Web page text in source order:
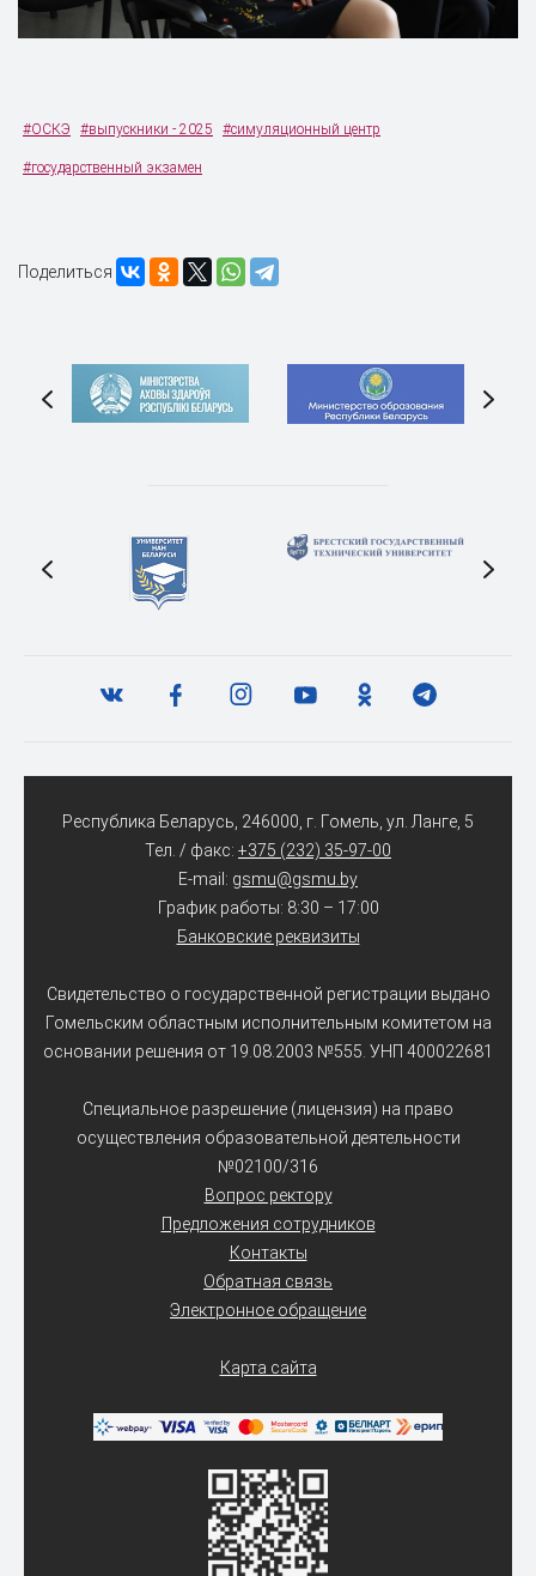
#ОСКЭ #выпускники - 2025 #симуляционный центр
#государственный экзамен
Поделиться
Республика Беларусь, 246000, г. Гомель, ул. Ланге, 5
Тел. / факс: +375 (232) 35-97-00
E-mail: gsmu@gsmu.by
График работы: 8:30 – 17:00
Банковские реквизиты
Свидетельство о государственной регистрации выдано
Гомельским областным исполнительным комитетом на
основании решения от 19.08.2003 №555. УНП 400022681
Специальное разрешение (лицензия) на право
осуществления образовательной деятельности
№02100/316
Вопрос ректору
Предложения сотрудников
Контакты
Обратная связь
Электронное обращение
Карта сайта